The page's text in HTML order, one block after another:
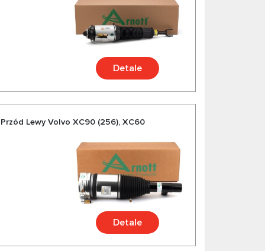
Detale
Lewy Volvo XC90 (256), XC60
Detale